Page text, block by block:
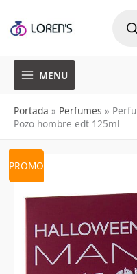
MENU
Portada » Perfumes »
Pozo hombre edt 125ml
PROMO
precio
era:
$450,000.
es:
Perfume
Halloween
Rock